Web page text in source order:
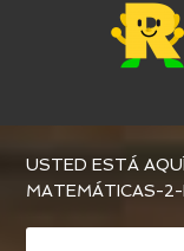
USTED ESTÁ
MATEMÁTICAS-